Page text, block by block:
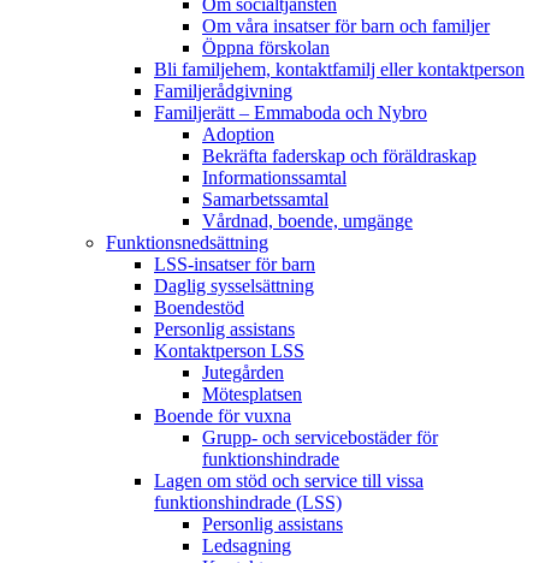
Om våra insatser för barn och familjer
Öppna förskolan
Bli familjehem, kontaktfamilj eller kontaktperson
Familjerådgivning
Familjerätt – Emmaboda och Nybro
Adoption
Bekräfta faderskap och föräldraskap
Informationssamtal
Samarbetssamtal
Vårdnad, boende, umgänge
Funktions­nedsättning
LSS-insatser för barn
Daglig sysselsättning
Boendestöd
Personlig assistans
Kontaktperson LSS
Jutegården
Mötesplatsen
Boende för vuxna
Grupp- och servicebostäder för
funktionshindrade
Lagen om stöd och service till vissa
funktionshindrade (LSS)
Personlig assistans
Ledsagning